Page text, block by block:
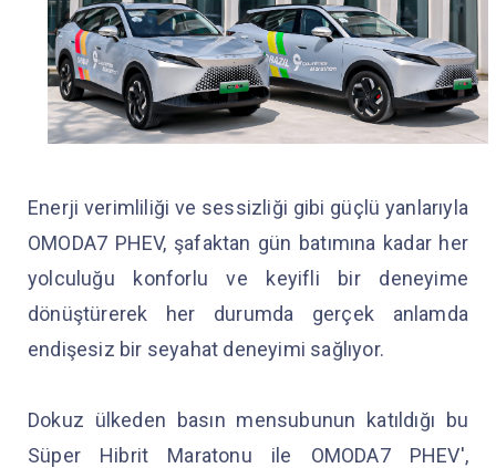
Enerji verimliliği ve sessizliği gibi güçlü yanlarıyla
OMODA7 PHEV, şafaktan gün batımına kadar her
yolculuğu konforlu ve keyifli bir deneyime
dönüştürerek her durumda gerçek anlamda
endişesiz bir seyahat deneyimi sağlıyor.
Dokuz ülkeden basın mensubunun katıldığı bu
Süper Hibrit Maratonu ile OMODA7 PHEV',